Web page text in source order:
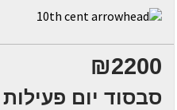
₪2200
סבסוד יום